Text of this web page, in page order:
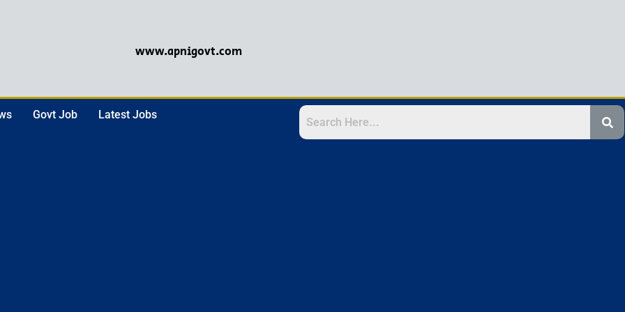
www.apnigovt.com
Govt Job Latest Jobs